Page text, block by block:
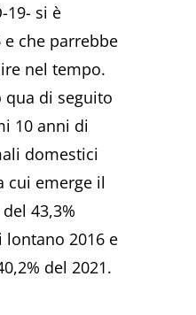
19- si è
che parrebbe
nel tempo.
qua di seguito
10 anni di
domestici
cui emerge il
43,3%
lontano 2016 e
del 2021.